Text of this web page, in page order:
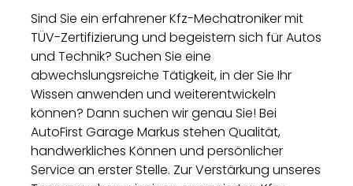
Sind Sie ein erfahrener Kfz-Mechatroniker mit
TÜV-Zertifizierung und begeistern sich für Autos
und Technik? Suchen Sie eine
abwechslungsreiche Tätigkeit, in der Sie Ihr
Wissen anwenden und weiterentwickeln
können? Dann suchen wir genau Sie! Bei
AutoFirst Garage Markus stehen Qualität,
handwerkliches Können und persönlicher
Service an erster Stelle. Zur Verstärkung unseres